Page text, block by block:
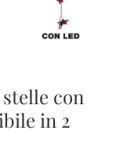
con
in 2